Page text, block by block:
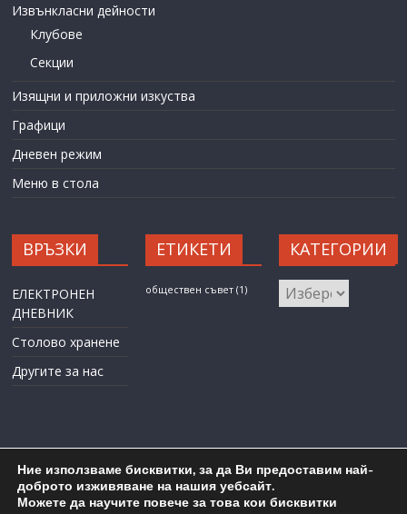
Извънкласни дейности
Клубове
Секции
Изящни и приложни изкуства
Графици
Дневен режим
Меню в стола
ВРЪЗКИ
ЕЛЕКТРОНЕН
ДНЕВНИК
Столово хранене
Другите за нас
ЕТИКЕТИ
обществен съвет (1)
КАТЕГОРИИ
КАТЕГОРИИ
Карта на сайта Административен достъп
Ние използваме бисквитки, за да Ви предоставим най-
доброто изживяване на нашия уебсайт.
Можете да научите повече за това кои бисквитки